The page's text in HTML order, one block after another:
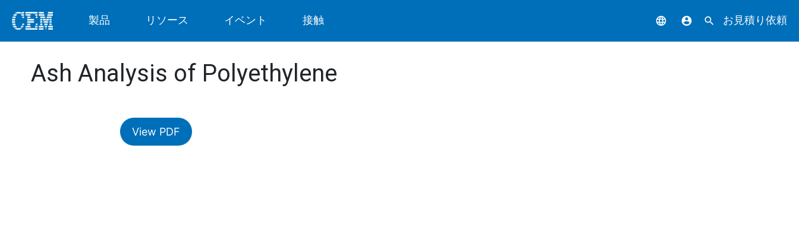
製品 リソース イベント 接触 language account_circle search お見積り依頼
Ash Analysis of Polyethylene
View PDF